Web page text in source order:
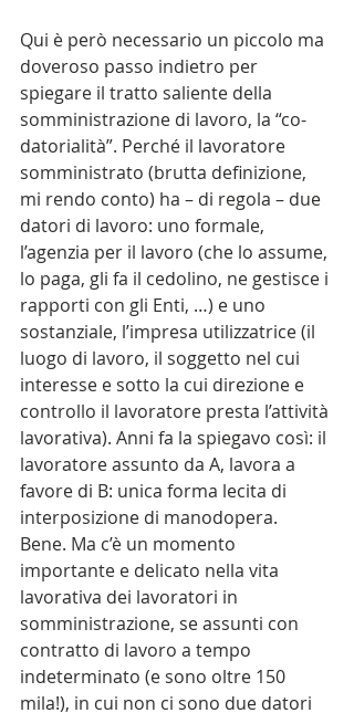
Qui è però necessario un piccolo ma
doveroso passo indietro per
spiegare il tratto saliente della
somministrazione di lavoro, la “co-
datorialità”. Perché il lavoratore
somministrato (brutta definizione,
mi rendo conto) ha – di regola – due
datori di lavoro: uno formale,
l’agenzia per il lavoro (che lo assume,
lo paga, gli fa il cedolino, ne gestisce i
rapporti con gli Enti, …) e uno
sostanziale, l’impresa utilizzatrice (il
luogo di lavoro, il soggetto nel cui
interesse e sotto la cui direzione e
controllo il lavoratore presta l’attività
lavorativa). Anni fa la spiegavo così: il
lavoratore assunto da A, lavora a
favore di B: unica forma lecita di
interposizione di manodopera.
Bene. Ma c’è un momento
importante e delicato nella vita
lavorativa dei lavoratori in
somministrazione, se assunti con
contratto di lavoro a tempo
indeterminato (e sono oltre 150
mila!), in cui non ci sono due datori